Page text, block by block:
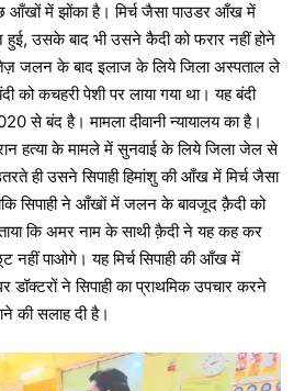
आँखों में झोंका है। मिर्च जैसा पाउडर आँख में
उसके बाद भी उसने कैदी को फरार नहीं होने
जलन के बाद इलाज के लिये जिला अस्पताल ले
को कचहरी पेशी पर लाया गया था। यह बंदी
से बंद है। मामला दीवानी न्यायालय का है।
हत्या के मामले में सुनवाई के लिये जिला जेल से
ही उसने सिपाही हिमांशु की आँख में मिर्च जैसा
सिपाही ने आँखों में जलन के बावजूद क़ैदी को
कि अमर नाम के साथी क़ैदी ने यह कह कर
नहीं पाओगे। यह मिर्च सिपाही की आँख में
ने सिपाही का प्राथमिक उपचार करने
की सलाह दी है।